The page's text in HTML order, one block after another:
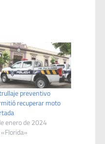
preventivo
recuperar moto
enero de 2024